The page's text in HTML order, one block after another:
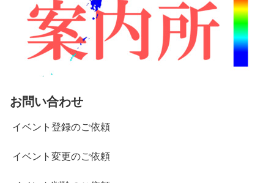
お問い合わせ
イベント登録のご依頼
イベント変更のご依頼